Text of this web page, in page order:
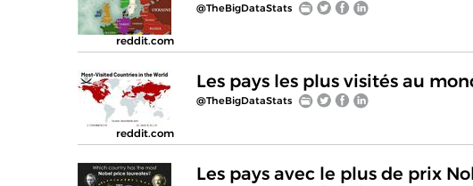
reddit.com
@TheBigDataStats
reddit.com
Les pays les plus visités au
@TheBigDataStats
Les pays avec le plus de prix